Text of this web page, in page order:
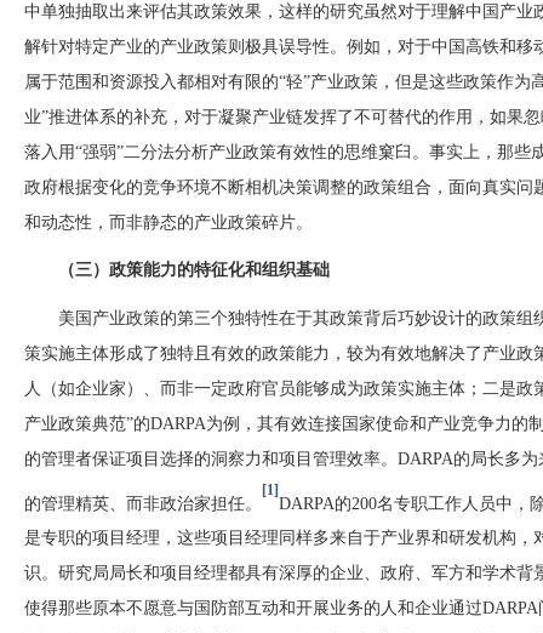
中单独抽取出来评估其政策效果，这样的研究虽然对于理解中国产
解针对特定产业的产业政策则极具误导性。例如，对于中国高铁和
属于范围和资源投入都相对有限的“轻”产业政策，但是这些政策作
业”推进体系的补充，对于凝聚产业链发挥了不可替代的作用，如果
落入用“强弱”二分法分析产业政策有效性的思维窠臼。事实上，那些
政府根据变化的竞争环境不断相机决策调整的政策组合，面向真实
和动态性，而非静态的产业政策碎片。
（三）政策能力的特征化和组织基础
美国产业政策的第三个独特性在于其政策背后巧妙设计的政策
策实施主体形成了独特且有效的政策能力，较为有效地解决了产业
人（如企业家）、而非一定政府官员能够成为政策实施主体；二是
产业政策典范”的DARPA为例，其有效连接国家使命和产业竞争力的
的管理者保证项目选择的洞察力和项目管理效率。DARPA的局长多
的管理精英、而非政治家担任。
[1]
DARPA的200名专职工作人员中，
是专职的项目经理，这些项目经理同样多来自于产业界和研发机构
识。研究局局长和项目经理都具有深厚的企业、政府、军方和学术背
使得那些原本不愿意与国防部互动和开展业务的人和企业通过